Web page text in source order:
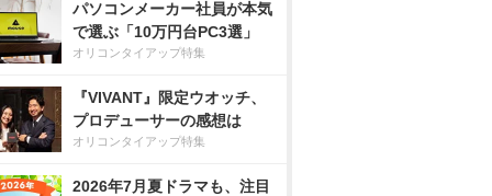
パソコンメーカー社員が本気
で選ぶ「10万円台PC3選」
オリコンタイアップ特集
『VIVANT』限定ウオッチ、
プロデューサーの感想は
オリコンタイアップ特集
2026年7月夏ドラマも、注目